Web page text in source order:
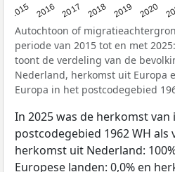
2015 2016 2017 2018 2019 2020
Autochtoon of
periode van 2015 tot en met
toont de verdeling van de
Nederland, herkomst uit Europa
Europa in het postcodegebied
In 2025 was de herkomst
postcodegebied 1962 WH als
herkomst uit Nederland:
Europese landen: 0,0% en